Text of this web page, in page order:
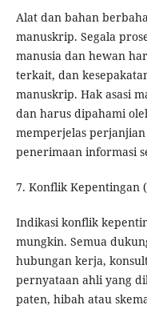
Alat dan bahan
manuskrip. Segala
manusia dan hewan
terkait, dan
manuskrip. Hak asasi
dan harus dipahami
memperjelas
penerimaan informasi
7. Konflik Kepentingan (
Indikasi konflik
mungkin. Semua
hubungan kerja,
pernyataan ahli yang
paten, hibah atau